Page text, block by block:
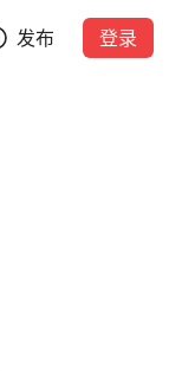
发布 登录